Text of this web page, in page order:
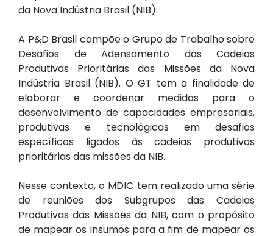
da Nova Indústria Brasil (NIB).
A P&D Brasil compõe o Grupo de Trabalho sobre
Desafios de Adensamento das Cadeias
Produtivas Prioritárias das Missões da Nova
Indústria Brasil (NIB). O GT tem a finalidade de
elaborar e coordenar medidas para o
desenvolvimento de capacidades empresariais,
produtivas e tecnológicas em desafios
específicos ligados às cadeias produtivas
prioritárias das missões da NIB.
Nesse contexto, o MDIC tem realizado uma série
de reuniões dos Subgrupos das Cadeias
Produtivas das Missões da NIB, com o propósito
de mapear os insumos para a fim de mapear os